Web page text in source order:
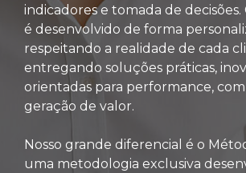
indicadores e tomada de
é desenvolvido de forma
respeitando a realidade de cada
entregando soluções práticas,
orientadas para performance,
geração de valor.
Nosso grande diferencial é o
uma metodologia exclusiva